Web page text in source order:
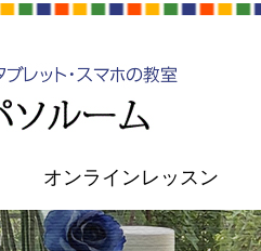
オンラインレッスン